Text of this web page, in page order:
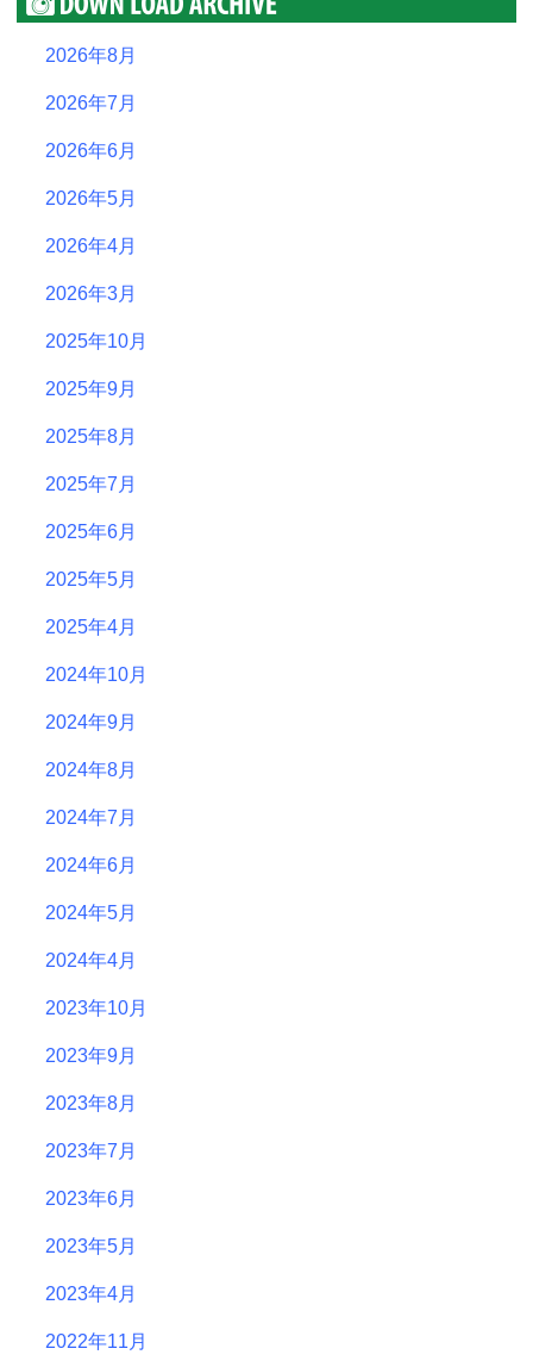
2026年8月
2026年7月
2026年6月
2026年5月
2026年4月
2026年3月
2025年10月
2025年9月
2025年8月
2025年7月
2025年6月
2025年5月
2025年4月
2024年10月
2024年9月
2024年8月
2024年7月
2024年6月
2024年5月
2024年4月
2023年10月
2023年9月
2023年8月
2023年7月
2023年6月
2023年5月
2023年4月
2022年11月